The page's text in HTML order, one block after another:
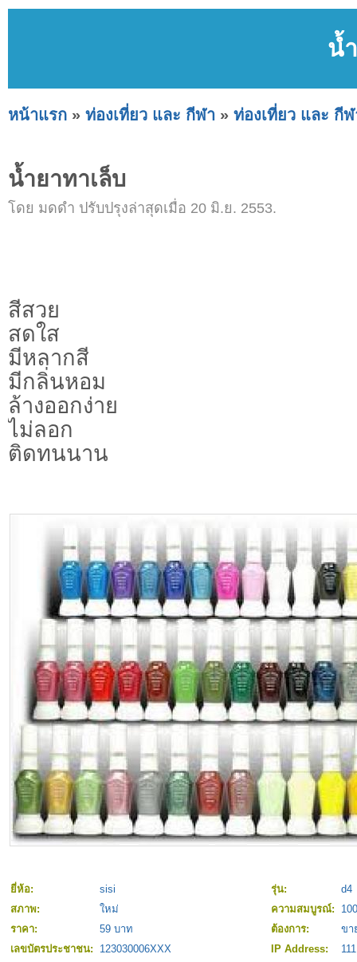
น้
หน้าแรก » ท่องเที่ยว และ กีฬา » ท่องเที่ยว และ กี
น้ำยาทาเล็บ
โดย มดดำ ปรับปรุงล่าสุดเมื่อ 20 มิ.ย. 2553.
สีสวย
สดใส
มีหลากสี
มีกลิ่นหอม
ล้างออกง่าย
ไม่ลอก
ติดทนนาน
ยี่ห้อ: sisi รุ่น:
d4
สภาพ:
ใหม่ ความสมบูรณ์:
ราคา:
59 บาท ต้องการ:
ขา
เลขบัตรประชาชน:
123030006XXX IP Address: